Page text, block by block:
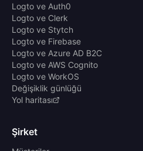
Logto ve Auth0
Logto ve Clerk
Logto ve Stytch
Logto ve Firebase
Logto ve Azure AD B2C
Logto ve AWS Cognito
Logto ve WorkOS
Değişiklik günlüğü
Yol haritası
Şirket